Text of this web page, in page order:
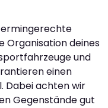
Organisation deines
und
einen
Dabei achten wir
Gegenstände gut